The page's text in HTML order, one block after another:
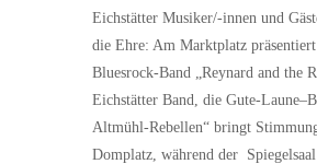
Eichstätter Musiker/-innen und
die Ehre: Am Marktplatz
Bluesrock-Band „Reynard and the
Eichstätter Band, die Gute-
Altmühl-Rebellen“ bringt
Domplatz, während der